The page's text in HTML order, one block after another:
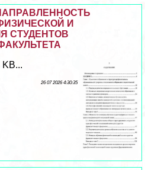
И
СТУДЕНТОВ
26 07 2026 4:30:35